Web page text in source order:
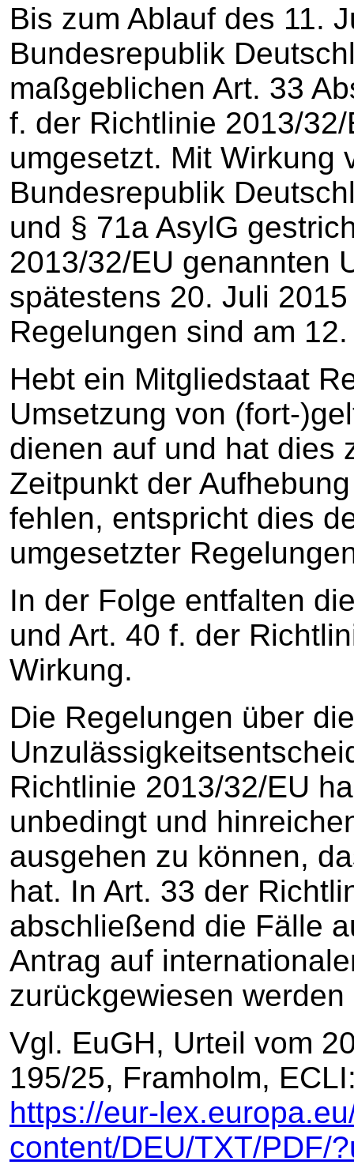
Bis zum Ablauf des 11.
Bundesrepublik
maßgeblichen Art. 33
f. der Richtlinie 2013/
umgesetzt. Mit Wirkung
Bundesrepublik
und § 71a AsylG
2013/32/EU genannten
spätestens 20. Juli
Regelungen sind am
Hebt ein Mitgliedstaat
Umsetzung von (fort-
dienen auf und hat dies
Zeitpunkt der
fehlen, entspricht dies
umgesetzter
In der Folge entfalten
und Art. 40 f. der
Wirkung.
Die Regelungen über die
Richtlinie 2013/32/EU
unbedingt und
ausgehen zu können,
hat. In Art. 33 der
abschließend die Fälle
Antrag auf
zurückgewiesen werden
Vgl. EuGH, Urteil vom
195/25, Framholm,
https://eur-
content/DEU/TXT/PDF/